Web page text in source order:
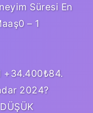
Süresi En
– 1
+34.400₺84.
2024?